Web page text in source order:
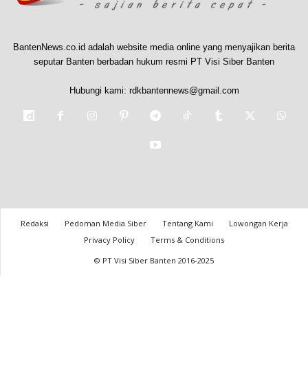
BantenNews.co.id adalah website media online yang menyajikan berita
seputar Banten berbadan hukum resmi PT Visi Siber Banten
Hubungi kami: rdkbantennews@gmail.com
Redaksi Pedoman Media Siber Tentang Kami
Lowongan Kerja
Privacy Policy
Terms & Conditions
© PT Visi Siber Banten 2016-2025